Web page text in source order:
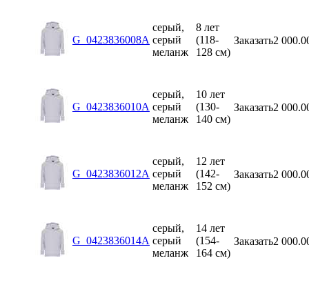
G_0423836008A
серый,
серый
меланж
8 лет
(118-
128 см)
Заказать2
G_0423836010A
серый,
серый
меланж
10 лет
(130-
140 см)
Заказать2
G_0423836012A
серый,
серый
меланж
12 лет
(142-
152 см)
Заказать2
G_0423836014A
серый,
серый
меланж
14 лет
(154-
164 см)
Заказать2